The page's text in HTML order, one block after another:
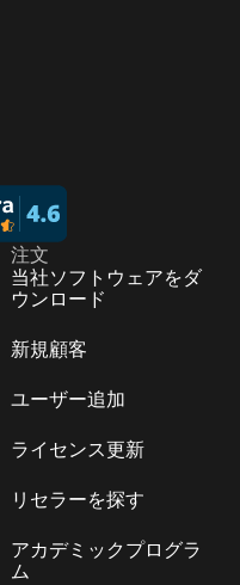
注文
当社ソフトウェアをダ
ウンロード
新規顧客
ユーザー追加
ライセンス更新
リセラーを探す
アカデミックプログラ
ム